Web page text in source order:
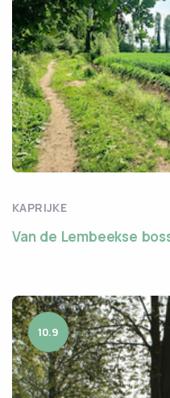
KAPRIJKE
Van de Lembeekse
10.9